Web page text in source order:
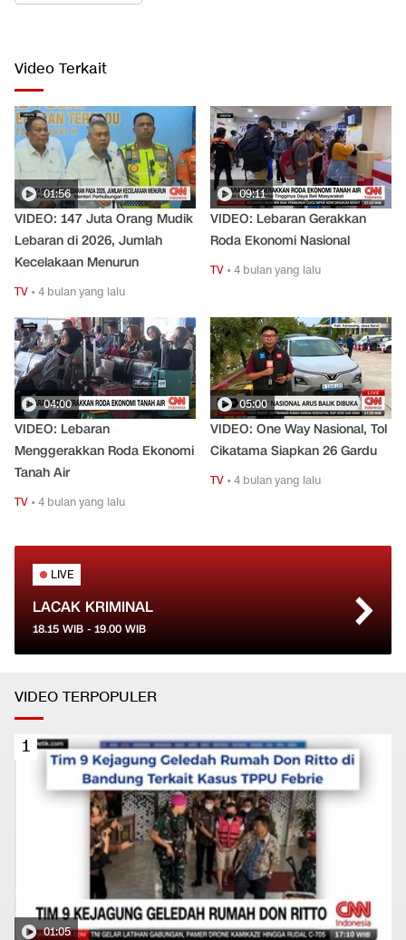
Video Terkait
01:56
VIDEO: 147 Juta Orang Mudik
Lebaran di 2026, Jumlah
Kecelakaan Menurun
TV •4 bulan yang lalu
09:11
VIDEO: Lebaran Gerakkan
Roda Ekonomi Nasional
TV •4 bulan yang lalu
04:00
VIDEO: Lebaran
Menggerakkan Roda Ekonomi
Tanah Air
TV •4 bulan yang lalu
05:00
VIDEO: One Way Nasional, Tol
Cikatama Siapkan 26 Gardu
TV •4 bulan yang lalu
LIVE
LACAK KRIMINAL
18.15 WIB - 19.00 WIB
VIDEO TERPOPULER
1
01:05